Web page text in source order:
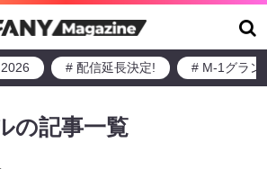
# 配信延長決定! # M-1グラン
の記事一覧